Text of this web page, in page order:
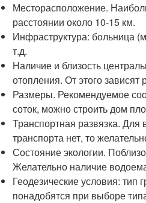
Месторасположение.
расстоянии около 10-15 км.
Инфраструктура: больница
т.д.
Наличие и близость
отопления. От этого
Размеры. Рекомендуемое
соток, можно строить дом
Транспортная развязка.
транспорта нет, то
Состояние экологии.
Желательно наличие
Геодезические условия: тип
понадобятся при выборе